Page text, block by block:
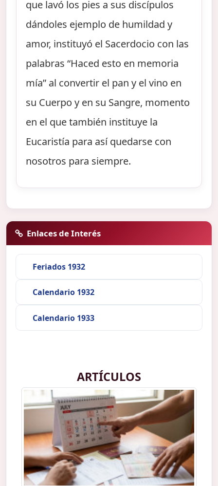
que lavó los pies a sus discípulos
dándoles ejemplo de humildad y
amor, instituyó el Sacerdocio con las
palabras “Haced esto en memoria
mía” al convertir el pan y el vino en
su Cuerpo y en su Sangre, momento
en el que también instituye la
Eucaristía para así quedarse con
nosotros para siempre.
Enlaces de Interés
Feriados 1932
Calendario 1932
Calendario 1933
ARTÍCULOS